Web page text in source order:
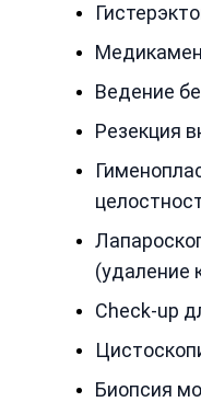
Ведение
Резекция
(удаление
Check-up
Биопсия